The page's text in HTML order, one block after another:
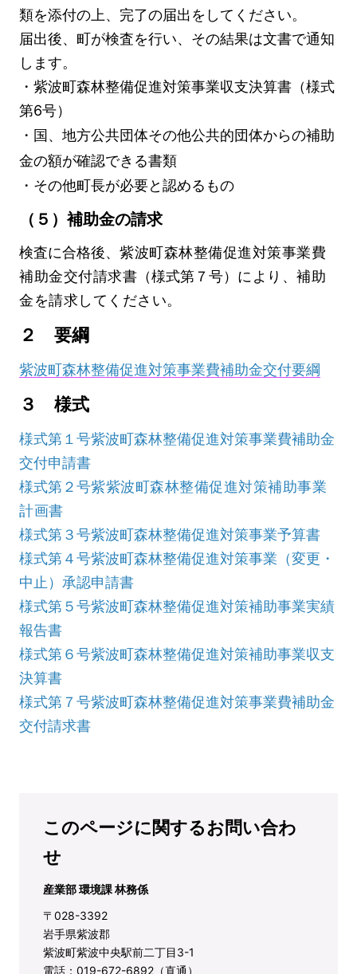
類を添付の上、完了の届出をしてください。
届出後、町が検査を行い、その結果は文書で通知
します。
・紫波町森林整備促進対策事業収支決算書（様式
第6号）
・ 国、地方公共団体その他公共的団体からの補助
金の額が確認できる書類
・その他町長が必要と認めるもの
（５）補助金の請求
検査に合格後、 紫波町森林整備促進対策事業費
補助金交付請求書 （様式第７号） により、補助
金を請求してください。
２ 要綱
紫波町森林整備促進対策事業費補助金交付要綱
３ 様式
様式第１号紫波町森林整備促進対策事業費補助金
交付申請書
様式第２号紫紫波町森林整備促進対策補助事業
計画書
様式第３号紫波町森林整備促進対策事業予算書
様式第４号紫波町森林整備促進対策事業（変更・
中止）承認申請書
様式第５号紫波町森林整備促進対策補助事業実績
報告書
様式第６号紫波町森林整備促進対策補助事業収支
決算書
様式第７号紫波町森林整備促進対策事業費補助金
交付請求書
このページに関するお問い合わ
せ
産業部 環境課 林務係
〒028-3392
岩手県紫波郡
紫波町紫波中央駅前二丁目3-1
電話：019-672-6892（直通）